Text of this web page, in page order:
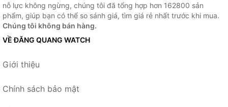
nỗ lực không ngừng, chúng tôi đã tổng hợp hơn 162800 sản
phẩm, giúp bạn có thể so sánh giá, tìm giá rẻ nhất trước khi mua.
Chúng tôi không bán hàng.
VỀ ĐĂNG QUANG WATCH
Giới thiệu
Chính sách bảo mật